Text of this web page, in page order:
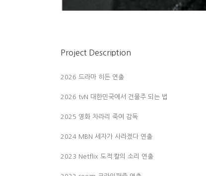
Project Description
2026 드라마 히든 연출
2026 tvN 대한민국에서 건물주 되는 법
2025 영화 차라리 죽여 감독
2024 MBN 세자가 사라졌다 연출
2023 Netflix 도적:칼의 소리 연출